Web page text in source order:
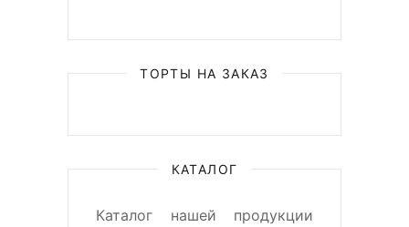
ТОРТЫ НА ЗАКАЗ
КАТАЛОГ
Каталог нашей продукции